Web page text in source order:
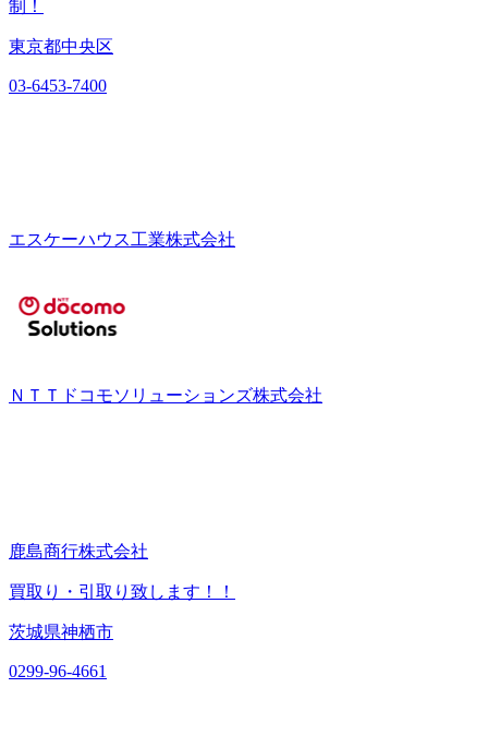
制！
東京都中央区
03-6453-7400
エスケーハウス工業株式会社
ＮＴＴドコモソリューションズ株式会社
鹿島商行株式会社
買取り・引取り致します！！
茨城県神栖市
0299-96-4661